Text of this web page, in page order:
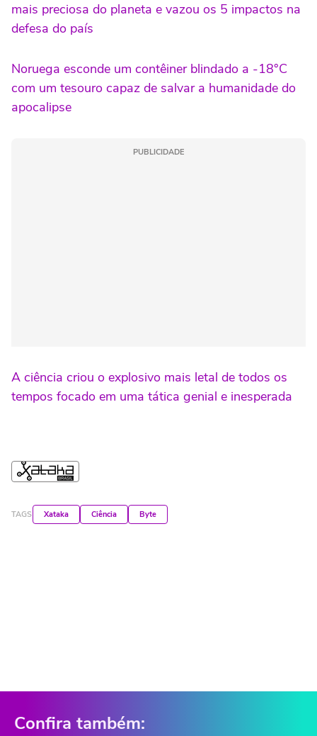
mais preciosa do planeta e vazou os 5 impactos na
defesa do país
Noruega esconde um contêiner blindado a -18°C
com um tesouro capaz de salvar a humanidade do
apocalipse
PUBLICIDADE
A ciência criou o explosivo mais letal de todos os
tempos focado em uma tática genial e inesperada
TAGS Xataka Ciência Byte
Confira também: